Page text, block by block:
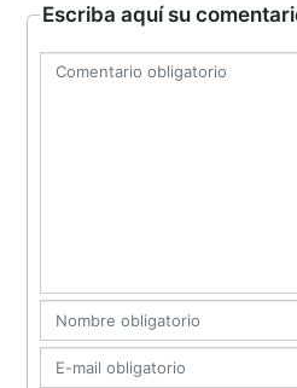
Escriba aquí su